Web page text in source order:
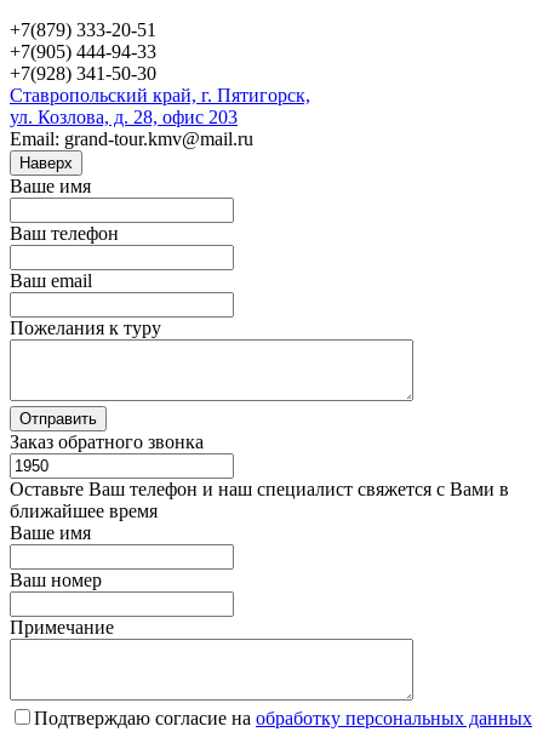
+7(879) 333-20-51
+7(905) 444-94-33
+7(928) 341-50-30
Ставропольский край, г. Пятигорск,
ул. Козлова, д. 28, офис 203
Email: grand-tour.kmv@mail.ru
Наверх
Ваше имя
Ваш телефон
Ваш email
Пожелания к туру
Заказ обратного звонка
Оставьте Ваш телефон и наш специалист свяжется с Вами в
ближайшее время
Ваше имя
Ваш номер
Примечание
Подтверждаю согласие на обработку персональных данных